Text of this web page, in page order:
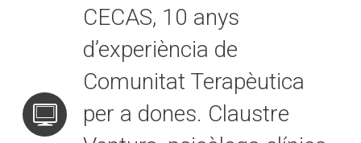
CECAS, 10 anys
d’experiència de
Comunitat Terapèutica
per a dones. Claustre